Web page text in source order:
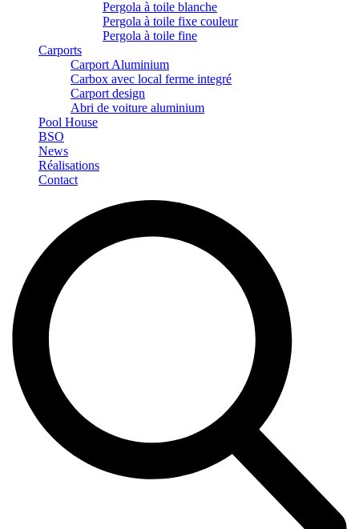
Pergola à toile blanche
Pergola à toile fixe couleur
Pergola à toile fine
Carports
Carport Aluminium
Carbox avec local ferme integré
Carport design
Abri de voiture aluminium
Pool House
BSO
News
Réalisations
Contact